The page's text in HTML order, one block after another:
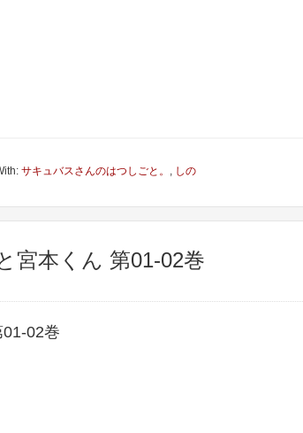
サキュバスさんのはつしごと。 , しの
宮本くん 第01-02巻
02巻